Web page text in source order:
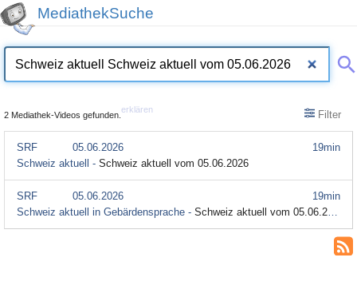
MediathekSuche
2 Mediathek-Videos gefunden.
erklären Filter
19min
SRF
05.06.2026
Schweiz aktuell - Schweiz aktuell vom 05.06.2026
19min
SRF
05.06.2026
Schweiz aktuell in Gebärdensprache - Schweiz aktuell vom 05.06.2026